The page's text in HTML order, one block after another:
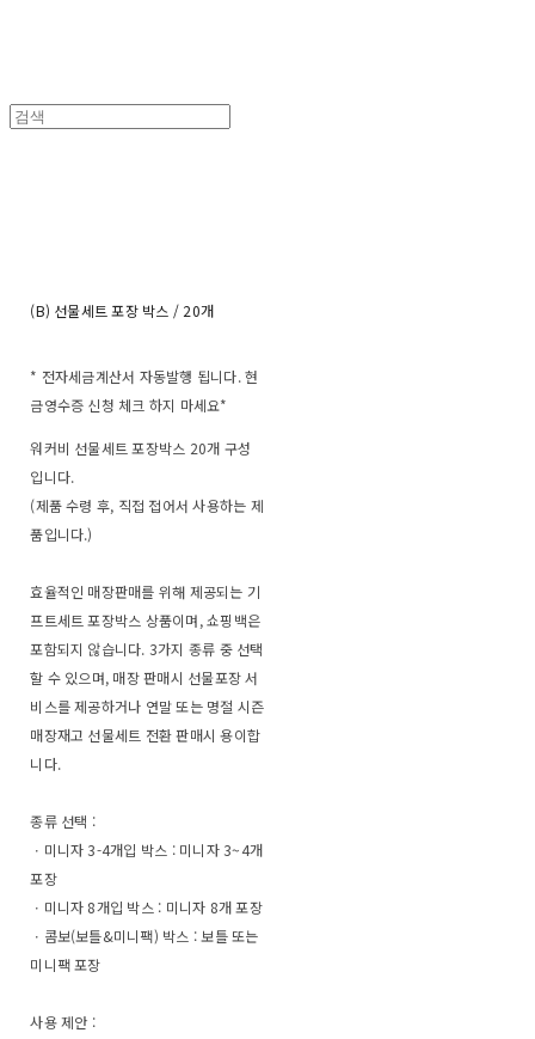
(B) 선물세트 포장 박스 / 20개
* 전자세금계산서 자동발행 됩니다. 현
금영수증 신청 체크 하지 마세요*
워커비 선물세트 포장박스 20개 구성
입니다.
(제품 수령 후, 직접 접어서 사용하는 제
품입니다.)
효율적인 매장판매를 위해 제공되는 기
프트세트 포장박스 상품이며, 쇼핑백은
포함되지 않습니다. 3가지 종류 중 선택
할 수 있으며, 매장 판매시 선물포장 서
비스를 제공하거나 연말 또는 명절 시즌
매장재고 선물세트 전환 판매시 용이합
니다.
종류 선택 :
ㆍ미니자 3-4개입 박스 : 미니자 3~4개
포장
ㆍ미니자 8개입 박스 : 미니자 8개 포장
ㆍ콤보(보틀&미니팩) 박스 : 보틀 또는
미니팩 포장
사용 제안 :